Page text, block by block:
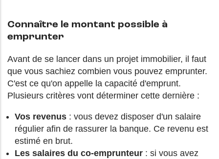
Connaître le montant possible à
emprunter
Avant de se lancer dans un projet immobilier, il faut
que vous sachiez combien vous pouvez emprunter.
C'est ce qu'on appelle la capacité d'emprunt.
Plusieurs critères vont déterminer cette dernière :
Vos revenus : vous devez disposer d'un salaire
régulier afin de rassurer la banque. Ce revenu est
estimé en brut.
Les salaires du co-emprunteur : si vous avez